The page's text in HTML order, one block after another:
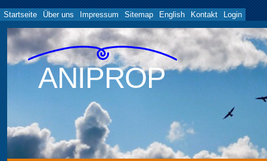
Startseite Über uns Impressum Sitemap English Kontakt Login
ANIPROP